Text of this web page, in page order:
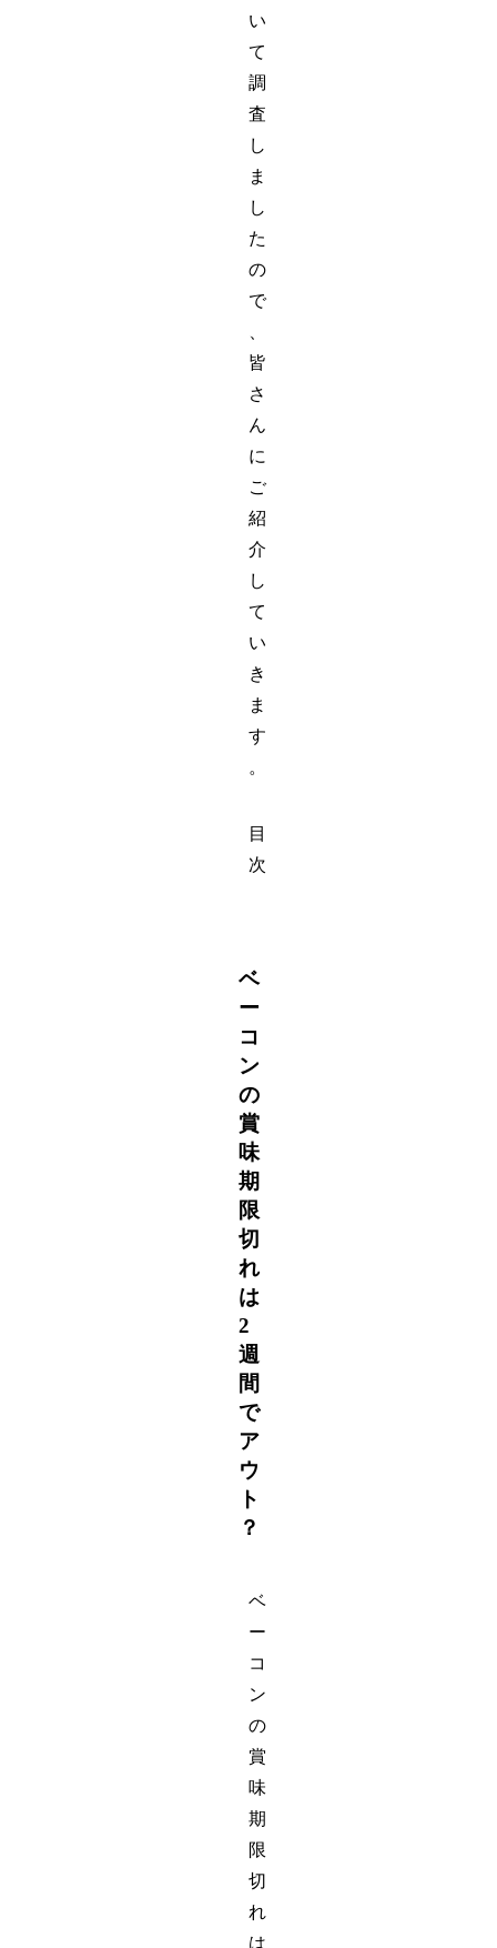
い
て
調
査
し
ま
し
た
の
で
皆
さ
ん
に
ご
紹
介
し
て
い
き
ま
す
。
目
次
ベ
ー
コ
ン
の
賞
味
期
限
切
れ
は
2
週
間
で
ア
ウ
ト
？
ベ
ー
コ
ン
の
賞
味
期
限
切
れ
は